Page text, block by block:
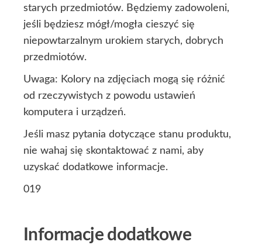
starych przedmiotów. Będziemy zadowoleni,
jeśli będziesz mógł/mogła cieszyć się
niepowtarzalnym urokiem starych, dobrych
przedmiotów.
Uwaga: Kolory na zdjęciach mogą się różnić
od rzeczywistych z powodu ustawień
komputera i urządzeń.
Jeśli masz pytania dotyczące stanu produktu,
nie wahaj się skontaktować z nami, aby
uzyskać dodatkowe informacje.
019
Informacje dodatkowe